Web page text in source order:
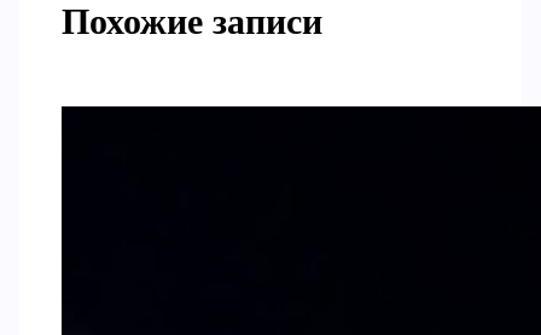
Похожие записи